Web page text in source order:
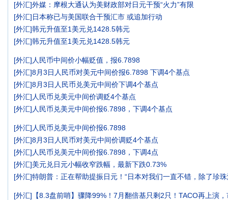
[外汇]外媒：摩根大通认为美财政部对日元干预“火力”有限
[外汇]日本称已与美国联合干预汇市 或追加行动
[外汇]韩元升值至1美元兑1428.5韩元
[外汇]韩元升值至1美元兑1428.5韩元
[外汇] 人民币中间价小幅贬值，报6.7898
[外汇]8月3日人民币对美元中间价报6.7898 下调4个基点
[外汇]8月3日人民币兑美元中间价下调4个基点
[外汇] 人民币兑美元中间价调贬4个基点
[外汇] 人民币兑美元中间价报6.7898，下调4个基点
[外汇] 人民币兑美元中间价报6.7898
[外汇]8月3日人民币对美元中间价调贬4个基点
[外汇] 人民币兑美元中间价报6.7898，下调4点
[外汇]美元兑日元小幅收窄跌幅，最新下跌0.73%
[外汇]特朗普：正在帮助提振日元！“日本对我们一直不错，除了珍
[外汇] 【8.3盘前哨】骤降99%！7月翻倍基只剩2只！TACO再上演